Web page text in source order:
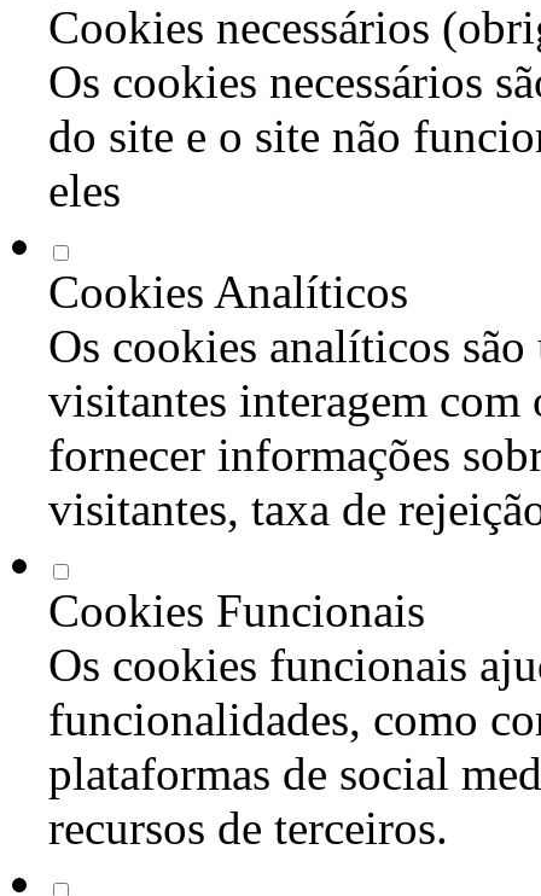
Cookies necessários
Os cookies necessários
do site e o site não
eles
Cookies Analíticos
Os cookies analíticos são
visitantes interagem com
fornecer informações
visitantes, taxa de
Cookies Funcionais
Os cookies funcionais
funcionalidades, como
plataformas de social
recursos de terceiros.